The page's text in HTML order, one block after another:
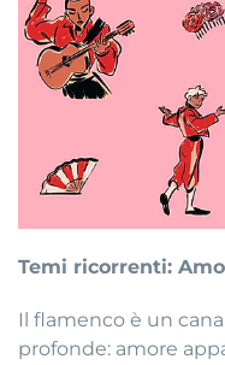
Temi ricorrenti:
Il flamenco è un
profonde: amore